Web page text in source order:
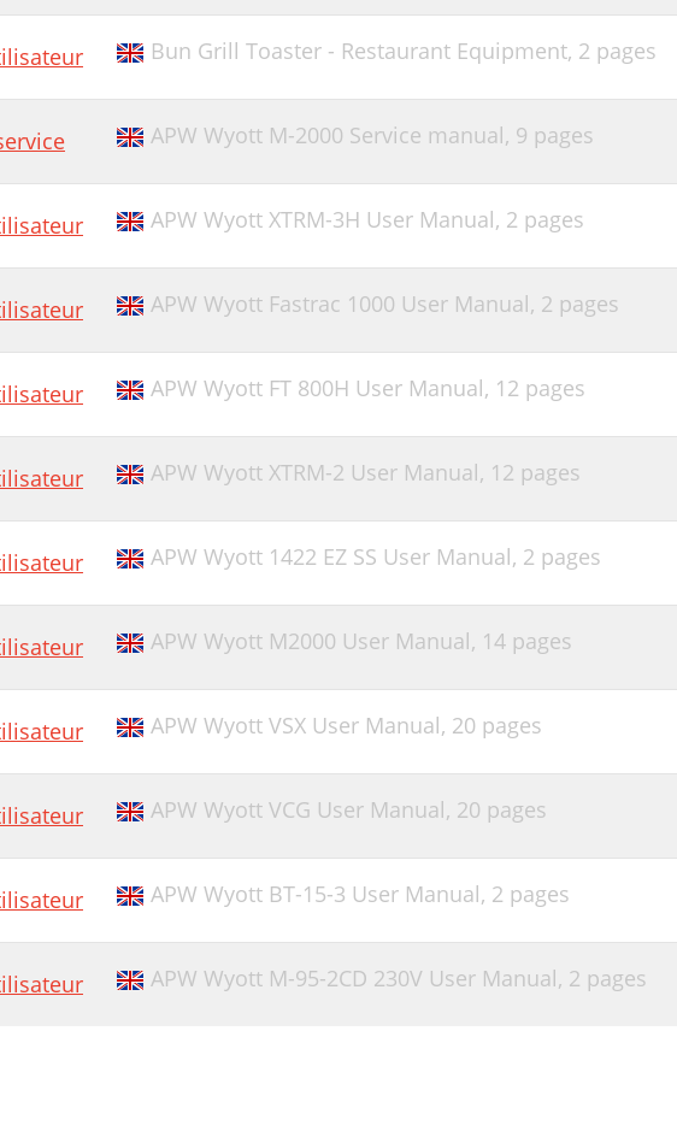
Bun Grill Toaster - Restaurant Equipment, 2 pages
APW Wyott M-2000 Service manual, 9 pages
APW Wyott XTRM-3H User Manual, 2 pages
APW Wyott Fastrac 1000 User Manual, 2 pages
APW Wyott FT 800H User Manual, 12 pages
APW Wyott XTRM-2 User Manual, 12 pages
APW Wyott 1422 EZ SS User Manual, 2 pages
APW Wyott M2000 User Manual, 14 pages
APW Wyott VSX User Manual, 20 pages
APW Wyott VCG User Manual, 20 pages
APW Wyott BT-15-3 User Manual, 2 pages
APW Wyott M-95-2CD 230V User Manual, 2 pages